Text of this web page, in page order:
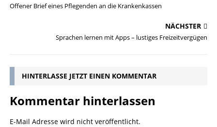
Offener Brief eines Pflegenden an die Krankenkassen
NÄCHSTER
Sprachen lernen mit Apps – lustiges Freizeitvergügen
HINTERLASSE JETZT EINEN KOMMENTAR
Kommentar hinterlassen
E-Mail Adresse wird nicht veröffentlicht.